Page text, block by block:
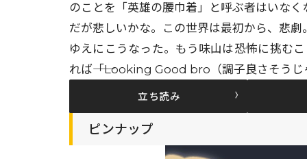
のことを「英雄の腰巾着」と呼ぶ者はいなく
だが悲しいかな。この世界は最初から、悲
ゆえにこうなった。もう味山は恐怖に挑む
れば――「Looking Good bro（調子良さそう
立ち読み
ピンナップ